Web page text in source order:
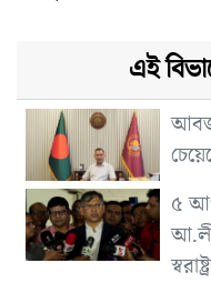
এই
৫